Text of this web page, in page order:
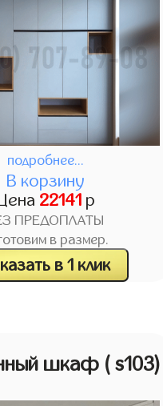
подробнее...
В корзину
22141 р
ПРЕДОПЛАТЫ
в размер.
в 1 клик
шкаф ( s103)